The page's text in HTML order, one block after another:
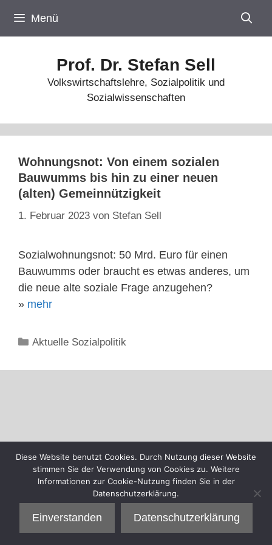
Inhalt
springen
Menü
Prof. Dr. Stefan Sell
Volkswirtschaftslehre, Sozialpolitik und
Sozialwissenschaften
Wohnungsnot: Von einem sozialen
Bauwumms bis hin zu einer neuen
(alten) Gemeinnützigkeit
1. Februar 2023 von Stefan Sell
Sozialwohnungsnot: 50 Mrd. Euro für einen
Bauwumms oder braucht es etwas anderes, um
die neue alte soziale Frage anzugehen?
» mehr
Kategorien
Aktuelle Sozialpolitik
Diese Website benutzt Cookies. Durch Nutzung dieser Website
stimmen Sie der Verwendung von Cookies zu. Weitere
Informationen zur Cookie-Nutzung finden Sie in der
Datenschutzerklärung.
Einverstanden Datenschutzerklärung